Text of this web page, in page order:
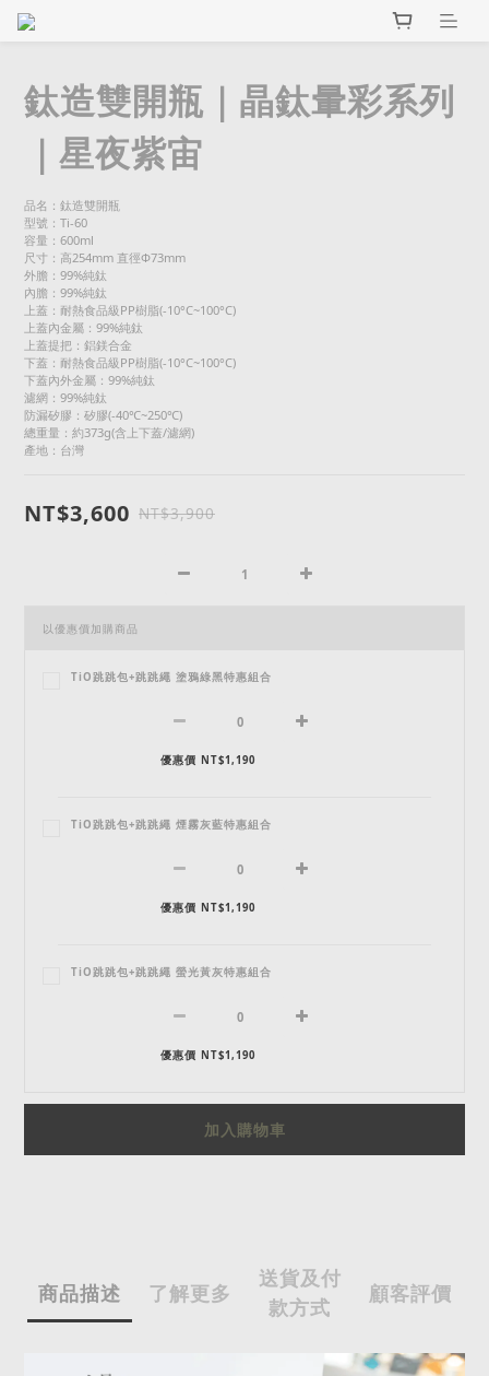
鈦造雙開瓶｜晶鈦暈彩系列
｜星夜紫宙
品名：鈦造雙開瓶
型號：Ti-60
容量：600ml
尺寸：高254mm 直徑Φ73mm
外膽：99%純鈦
內膽：99%純鈦
上蓋：耐熱食品級PP樹脂(-10°C~100°C)
上蓋內金屬：99%純鈦
上蓋提把：鋁鎂合金
下蓋：耐熱食品級PP樹脂(-10°C~100°C)
下蓋內外金屬：99%純鈦
濾網：99%純鈦
防漏矽膠：矽膠(-40℃~250℃)
總重量：約373g(含上下蓋/濾網)
產地：台灣
NT$3,600 NT$3,900
以優惠價加購商品
TiO跳跳包+跳跳繩 塗鴉綠黑特惠組合
優惠價 NT$1,190
TiO跳跳包+跳跳繩 煙霧灰藍特惠組合
優惠價 NT$1,190
TiO跳跳包+跳跳繩 螢光黃灰特惠組合
優惠價 NT$1,190
加入購物車
商品描述 了解更多
送貨及付
款方式
顧客評價